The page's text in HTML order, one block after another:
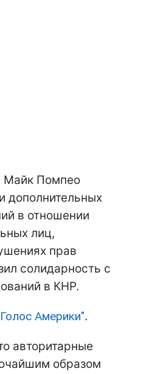
Майк Помпео
дополнительных
в отношении
лиц,
прав
солидарность с
в КНР.
Америки".
авторитарные
образом